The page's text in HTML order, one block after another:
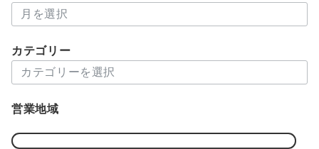
ー
イ
カテゴリー
テ
リ
営業地域